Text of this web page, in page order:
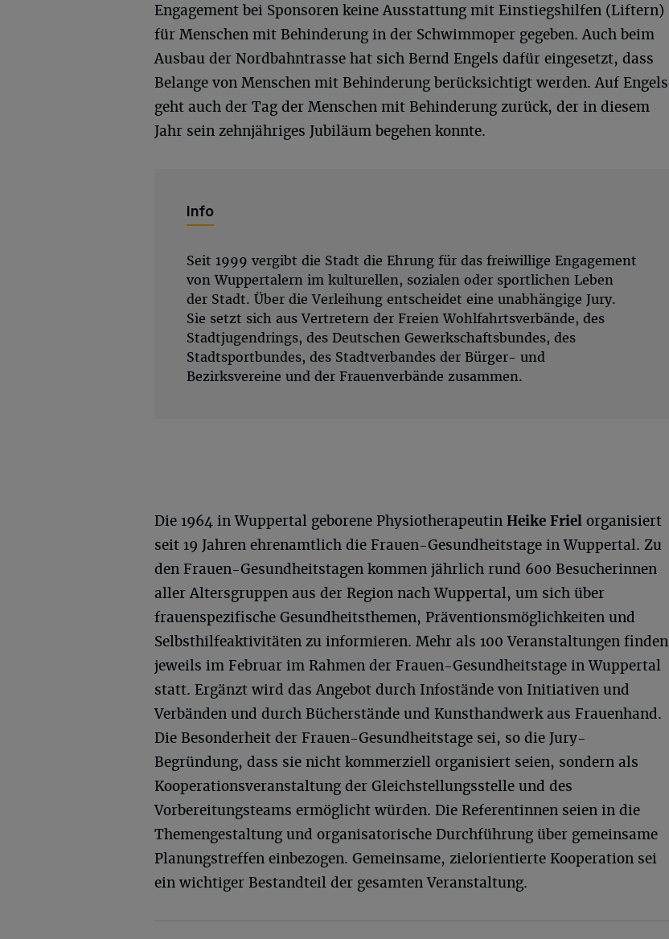
Engagement bei Sponsoren keine Ausstattung mit Einstiegshilfen (Liftern)
für Menschen mit Behinderung in der Schwimmoper gegeben. Auch beim
Ausbau der Nordbahntrasse hat sich Bernd Engels dafür eingesetzt, dass
Belange von Menschen mit Behinderung berücksichtigt werden. Auf Engels
geht auch der Tag der Menschen mit Behinderung zurück, der in diesem
Jahr sein zehnjähriges Jubiläum begehen konnte.
Info
Seit 1999 vergibt die Stadt die Ehrung für das freiwillige Engagement
von Wuppertalern im kulturellen, sozialen oder sportlichen Leben
der Stadt. Über die Verleihung entscheidet eine unabhängige Jury.
Sie setzt sich aus Vertretern der Freien Wohlfahrtsverbände, des
Stadtjugendrings, des Deutschen Gewerkschaftsbundes, des
Stadtsportbundes, des Stadtverbandes der Bürger- und
Bezirksvereine und der Frauenverbände zusammen.
Die 1964 in Wuppertal geborene Physiotherapeutin Heike Friel organisiert
seit 19 Jahren ehrenamtlich die Frauen-Gesundheitstage in Wuppertal. Zu
den Frauen-Gesundheitstagen kommen jährlich rund 600 Besucherinnen
aller Altersgruppen aus der Region nach Wuppertal, um sich über
frauenspezifische Gesundheitsthemen, Präventionsmöglichkeiten und
Selbsthilfeaktivitäten zu informieren. Mehr als 100 Veranstaltungen finden
jeweils im Februar im Rahmen der Frauen-Gesundheitstage in Wuppertal
statt. Ergänzt wird das Angebot durch Infostände von Initiativen und
Verbänden und durch Bücherstände und Kunsthandwerk aus Frauenhand.
Die Besonderheit der Frauen-Gesundheitstage sei, so die Jury-
Begründung, dass sie nicht kommerziell organisiert seien, sondern als
Kooperationsveranstaltung der Gleichstellungsstelle und des
Vorbereitungsteams ermöglicht würden. Die Referentinnen seien in die
Themengestaltung und organisatorische Durchführung über gemeinsame
Planungstreffen einbezogen. Gemeinsame, zielorientierte Kooperation sei
ein wichtiger Bestandteil der gesamten Veranstaltung.